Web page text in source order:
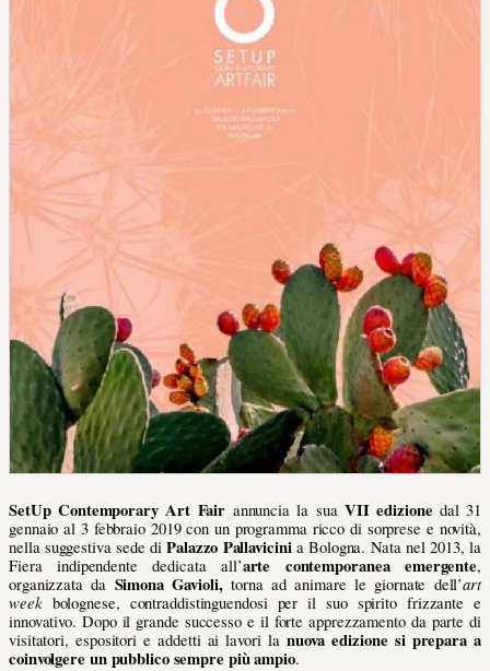
SetUp Contemporary Art Fair annuncia la suaVII edizione dal 31
gennaio al 3 febbraio 2019 con un programma ricco di sorprese e novità,
nella suggestiva sede diPalazzo Pallavicini a Bologna. Nata nel 2013, la
Fiera indipendente dedicata all’arte contemporanea emergente,
organizzata da Simona Gavioli,torna ad animare le giornate dell’art
weekbolognese, contraddistinguendosi per il suo spirito frizzante e
innovativo. Dopo il grande successo e il forte apprezzamento da parte di
visitatori, espositori e addetti ai lavori la nuova edizione si prepara a
coinvolgere un pubblico sempre più ampio.